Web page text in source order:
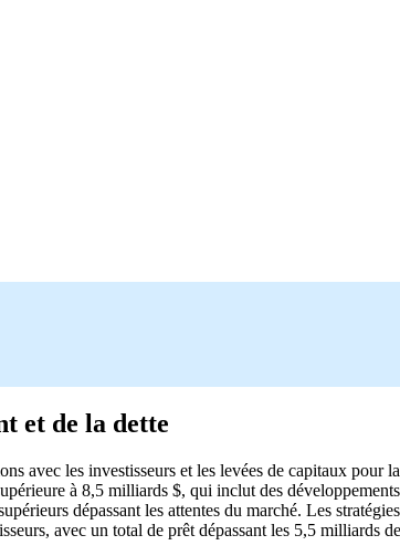
et de la dette
avec les investisseurs et les levées de capitaux
à 8,5 milliards $, qui inclut des
dépassant les attentes du marché. Les
avec un total de prêt dépassant les 5,5 milliards